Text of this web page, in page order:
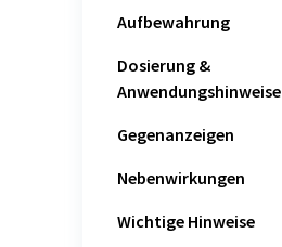
Aufbewahrung
Dosierung &
Anwendungshinweise
Gegenanzeigen
Nebenwirkungen
Wichtige Hinweise